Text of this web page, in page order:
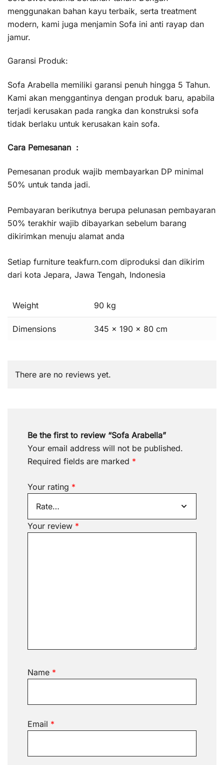
menggunakan bahan kayu terbaik, serta treatment
modern, kami juga menjamin Sofa ini anti rayap dan
jamur.
Garansi Produk:
Sofa Arabella memiliki garansi penuh hingga 5 Tahun.
Kami akan menggantinya dengan produk baru, apabila
terjadi kerusakan pada rangka dan konstruksi sofa
tidak berlaku untuk kerusakan kain sofa.
Cara Pemesanan :
Pemesanan produk wajib membayarkan DP minimal
50% untuk tanda jadi.
Pembayaran berikutnya berupa pelunasan pembayaran
50% terakhir wajib dibayarkan sebelum barang
dikirimkan menuju alamat anda
Setiap furniture teakfurn.com diproduksi dan dikirim
dari kota Jepara, Jawa Tengah, Indonesia
Weight 90 kg
Dimensions 345 × 190 × 80 cm
There are no reviews yet.
Be the first to review “Sofa Arabella”
Your email address will not be published.
Required fields are marked *
Your rating *
Your review *
Name *
Email *